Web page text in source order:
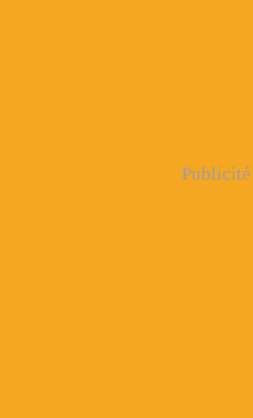
Publicité